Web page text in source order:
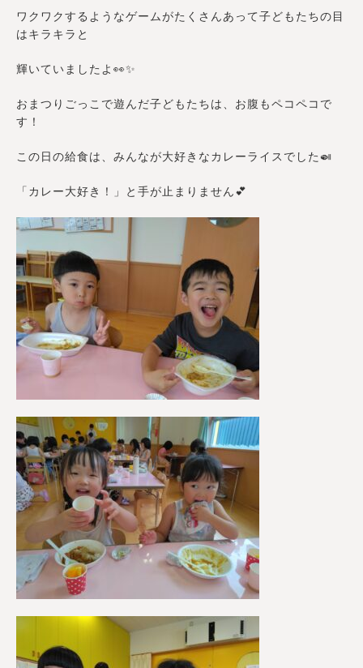
ワクワクするようなゲームがたくさんあって子どもたちの目
はキラキラと
輝いていましたよ👀✨
おまつりごっこで遊んだ子どもたちは、お腹もペコペコで
す！
この日の給食は、みんなが大好きなカレーライスでした🍛
「カレー大好き！」と手が止まりません💕